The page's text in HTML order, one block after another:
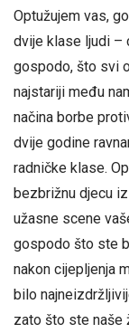
Optužujem vas,
dvije klase ljudi –
gospodo, što svi
najstariji među
načina borbe
dvije godine
radničke klase.
bezbrižnu djecu
užasne scene
gospodo što ste
nakon cijepljenja
bilo
zato što ste naše